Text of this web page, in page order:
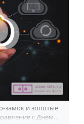
замок и золотые
с Днём